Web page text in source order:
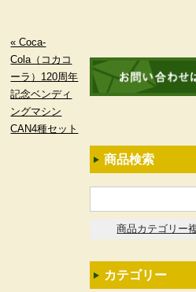
« Coca-
Cola（コカコ
ーラ）120周年
記念ベンディ
ングマシン
CAN4種セット
商品検索
商品カテゴリー
カテゴリー